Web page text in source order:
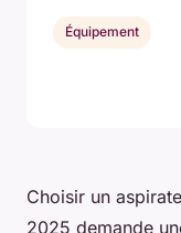
Choisir un
2025 demande
Équipement